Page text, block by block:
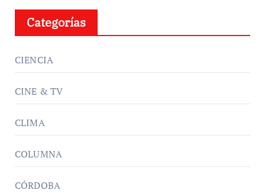
Categorías
CIENCIA
CINE & TV
CLIMA
COLUMNA
CÓRDOBA